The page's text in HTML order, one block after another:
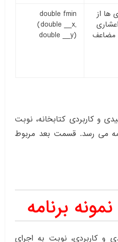
ها از
مضاعف
double fmin
(double __x,
double __y)
و کاربردی کتابخانه، نوبت
می رسد. قسمت بعد مربوط
برنامه
و کاربردی، نوبت به اجرای